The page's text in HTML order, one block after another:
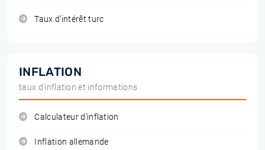
Taux d'intérêt turc
INFLATION
taux d'inflation et informations
Calculateur d'inflation
Inflation allemande